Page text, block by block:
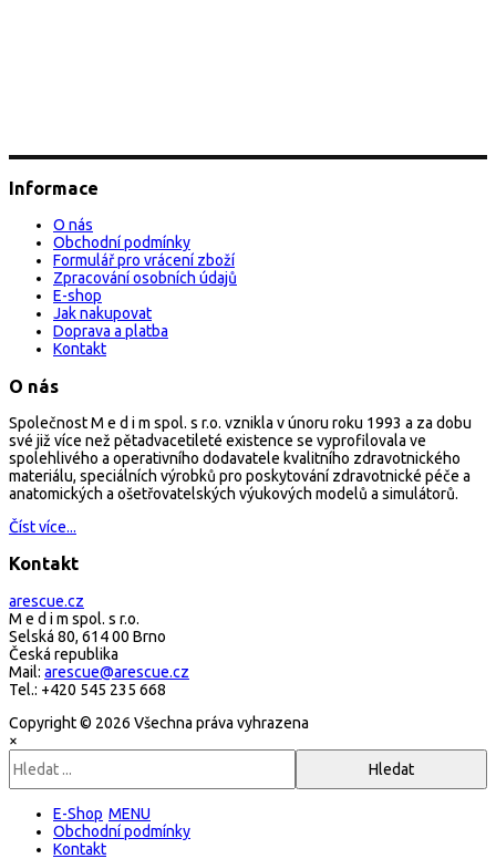
Informace
O nás
Obchodní podmínky
Formulář pro vrácení zboží
Zpracování osobních údajů
E-shop
Jak nakupovat
Doprava a platba
Kontakt
O nás
Společnost M e d i m spol. s r.o. vznikla v únoru roku 1993 a za dobu
své již více než pětadvacetileté existence se vyprofilovala ve
spolehlivého a operativního dodavatele kvalitního zdravotnického
materiálu, speciálních výrobků pro poskytování zdravotnické péče a
anatomických a ošetřovatelských výukových modelů a simulátorů.
Číst více...
Kontakt
arescue.cz
M e d i m spol. s r.o.
Selská 80, 614 00 Brno
Česká republika
Mail: arescue@arescue.cz
Tel.: +420 545 235 668
Copyright © 2026 Všechna práva vyhrazena
×
E-Shop
Obchodní podmínky
Kontakt